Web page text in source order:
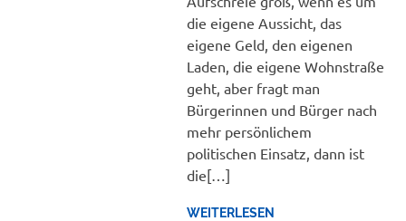
die eigene Aussicht, das
eigene Geld, den eigenen
Laden, die eigene Wohnstraße
geht, aber fragt man
Bürgerinnen und Bürger nach
mehr persönlichem
politischen Einsatz, dann ist
die[…]
WEITERLESEN